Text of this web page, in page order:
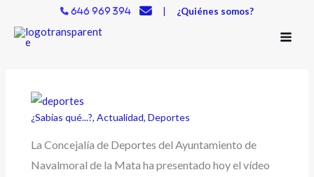
contenido
646 969 394 | ¿Quiénes somos?
¿Sabías qué...?,Actualidad,Deportes
La Concejalía de Deportes del Ayuntamiento de
Navalmoral de la Mata ha presentado hoy el vídeo